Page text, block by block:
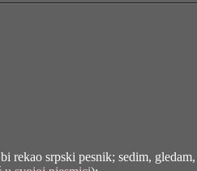
rekao srpski pesnik; sedim,